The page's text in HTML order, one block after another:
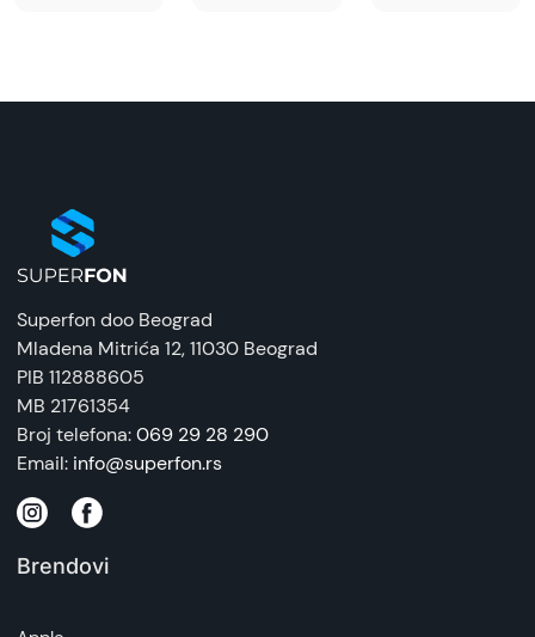
Superfon doo Beograd
Mladena Mitrića 12, 11030 Beograd
PIB 112888605
MB 21761354
Broj telefona:069 29 28 290
Email: info@superfon.rs
Brendovi